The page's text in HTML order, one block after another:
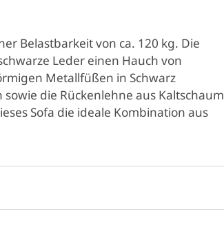
Belastbarkeit von ca. 120 kg. Die
Leder einen Hauch von
Metallfüßen in Schwarz
die Rückenlehne aus Kaltschaum
Sofa die ideale Kombination aus